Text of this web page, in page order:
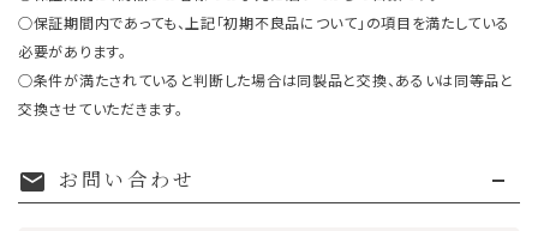
○保証期間内であっても、上記「初期不良品について」の項目を満たしている
必要があります。
○条件が満たされていると判断した場合は同製品と交換、あるいは同等品と
交換させていただきます。
mail お問い合わせ